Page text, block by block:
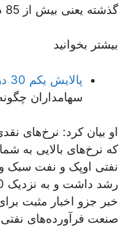
گذشته یعنی بیش از 85 دلار برای هر بشکه رسید.
بیشتر بخوانید
پالایش یکم 30 درصد زیر قیمت
سهامداران
که نرخ‌های بالایی به
نفتی اوپک و نفت سبک
خبر جزو اخبار مثبت
صنعت فرآورده‌های